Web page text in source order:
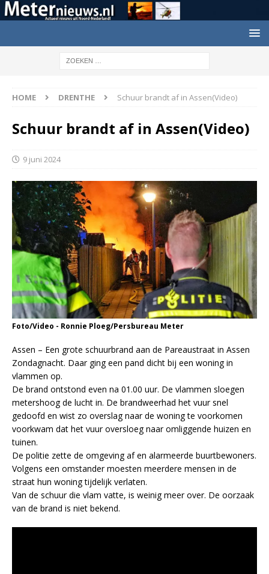
HOME DRENTHE Schuur brandt af in Assen(Video)
Schuur brandt af in Assen(Video)
9 juni 2024
Foto/Video - Ronnie Ploeg/Persbureau Meter
Assen – Een grote schuurbrand aan de Pareaustraat in Assen
Zondagnacht. Daar ging een pand dicht bij een woning in
vlammen op.
De brand ontstond even na 01.00 uur. De vlammen sloegen
metershoog de lucht in. De brandweerhad het vuur snel
gedoofd en wist zo overslag naar de woning te voorkomen
voorkwam dat het vuur oversloeg naar omliggende huizen en
tuinen.
De politie zette de omgeving af en alarmeerde buurtbewoners.
Volgens een omstander moesten meerdere mensen in de
straat hun woning tijdelijk verlaten.
Van de schuur die vlam vatte, is weinig meer over. De oorzaak
van de brand is niet bekend.